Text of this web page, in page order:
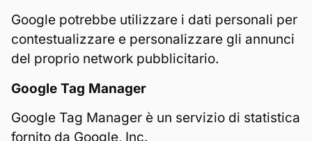
Google potrebbe utilizzare i dati personali per
contestualizzare e personalizzare gli annunci
del proprio network pubblicitario.
Google Tag Manager
Google Tag Manager è un servizio di statistica
fornito da Google, Inc.